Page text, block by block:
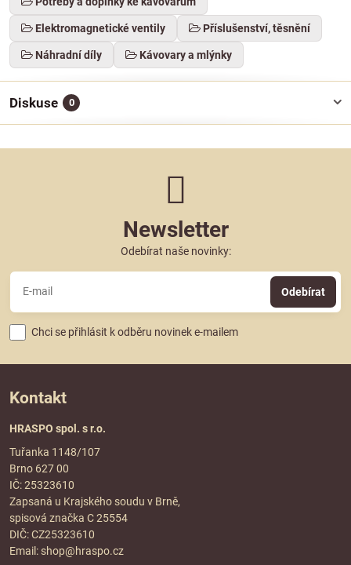
Elektromagnetické ventily Příslušenství, těsnění
Náhradní díly Kávovary a mlýnky
Diskuse 0
Newsletter
Odebírat naše novinky:
Odebírat
Chci se přihlásit k odběru novinek e-mailem
Kontakt
HRASPO spol. s r.o.
Tuřanka 1148/107
Brno 627 00
IČ: 25323610
Zapsaná u Krajského soudu v Brně,
spisová značka C 25554
DIČ: CZ25323610
Email: shop@hraspo.cz